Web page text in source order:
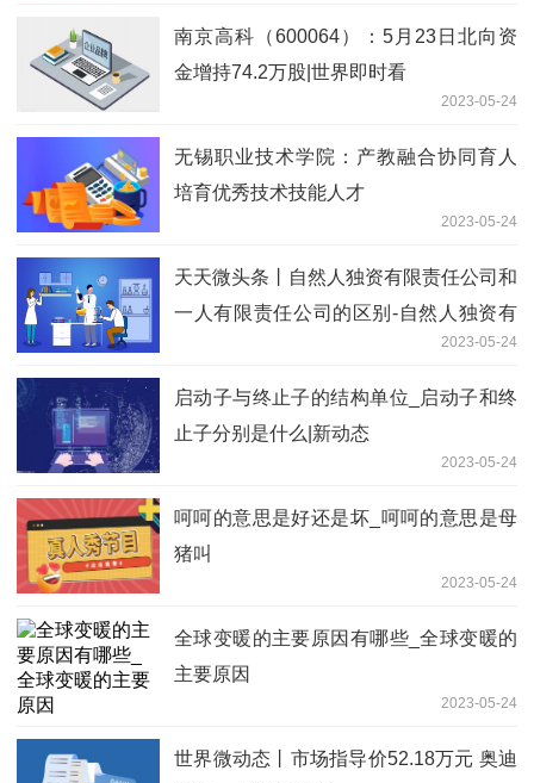
南京高科（600064）：5月23日北向资
金增持74.2万股|世界即时看
2023-05-24
无锡职业技术学院：产教融合协同育人
培育优秀技术技能人才
2023-05-24
天天微头条丨自然人独资有限责任公司和
一人有限责任公司的区别-自然人独资有
2023-05-24
启动子与终止子的结构单位_启动子和终
止子分别是什么|新动态
2023-05-24
呵呵的意思是好还是坏_呵呵的意思是母
猪叫
2023-05-24
全球变暖的主要原因有哪些_全球变暖的
主要原因
2023-05-24
世界微动态丨市场指导价52.18万元 奥迪